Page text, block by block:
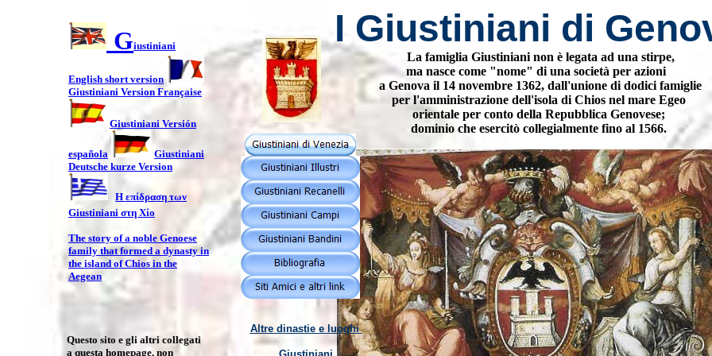
Altre dinastie e luoghi
I Giustiniani di
La famiglia Giustiniani non è legata ad una stirpe,
ma nasce come "nome" di una società per azioni
a Genova il 14 novembre 1362, dall'unione di dodici famiglie
per l'amministrazione dell'isola di Chios nel mare Egeo
orientale per conto della Repubblica Genovese;
dominio che esercitò collegialmente fino al 1566.
Giustiniani
English short version
Giustiniani Version Française
Giustiniani Versión
española
Giustiniani
Deutsche kurze Version
Η επίδραση των
Giustiniani στη Χίο
The story of a noble Genoese
family that formed a dynasty in
the island of Chios in the
Aegean
Questo sito e gli altri collegati
a questa homepage, non